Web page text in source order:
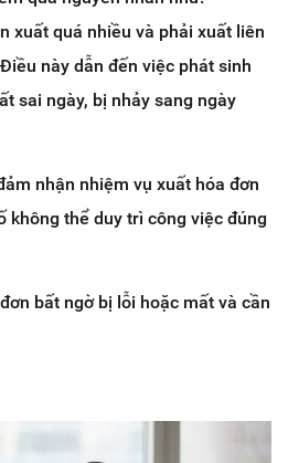
xuất quá nhiều và phải xuất liên
này dẫn đến việc phát sinh
sai ngày, bị nhảy sang ngày
nhận nhiệm vụ xuất hóa đơn
không thể duy trì công việc đúng
bất ngờ bị lỗi hoặc mất và cần